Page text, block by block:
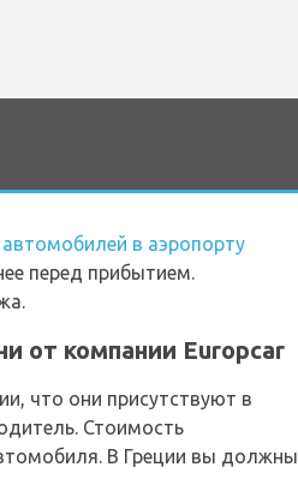
в аэропорту
перед прибытием.
от компании Europcar
что они присутствуют в
Стоимость
В Греции вы должны